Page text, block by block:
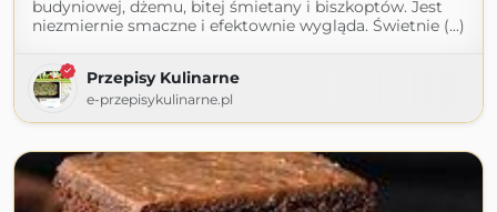
budyniowej, dżemu, bitej śmietany i biszkoptów. Jest
niezmiernie smaczne i efektownie wygląda. Świetnie (...)
Przepisy Kulinarne
e-przepisykulinarne.pl